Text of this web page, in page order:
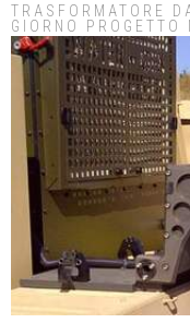
TRASFORMATORE
GIORNO PROGETTO